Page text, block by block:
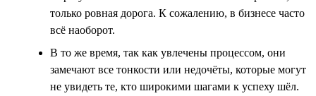
только ровная дорога. К сожалению, в бизнесе часто
всё наоборот.
В то же время, так как увлечены процессом, они
замечают все тонкости или недочёты, которые могут
не увидеть те, кто широкими шагами к успеху шёл.